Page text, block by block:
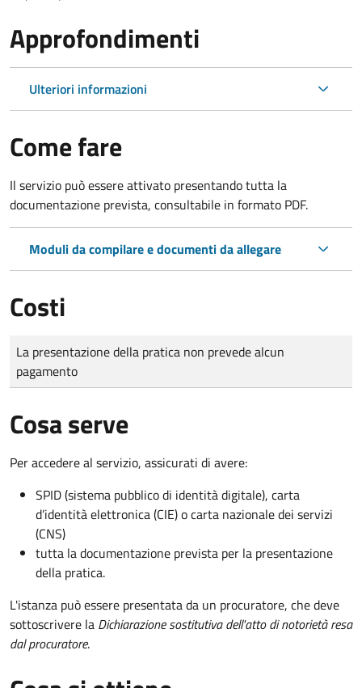
Approfondimenti
Ulteriori informazioni
Come fare
Il servizio può essere attivato presentando tutta la
documentazione prevista, consultabile in formato PDF.
Moduli da compilare e documenti da allegare
Costi
Tipo di pagamento
Importo
La presentazione della pratica non prevede alcun
pagamento
Cosa serve
Per accedere al servizio, assicurati di avere:
SPID (sistema pubblico di identità digitale), carta
d’identità elettronica (CIE) o carta nazionale dei servizi
(CNS)
tutta la documentazione prevista per la presentazione
della pratica.
L'istanza può essere presentata da un procuratore, che deve
sottoscrivere la Dichiarazione sostitutiva dell'atto di notorietà resa
dal procuratore.